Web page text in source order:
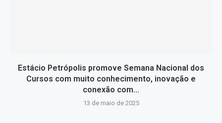
Estácio Petrópolis promove Semana Nacional dos
Cursos com muito conhecimento, inovação e
conexão com...
13 de maio de 2025